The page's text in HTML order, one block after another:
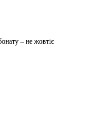
– не жовтіє